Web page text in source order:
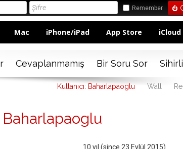
Remember
Mac iPhone/iPad App Store iCloud
Cevaplanmamış Bir Soru Sor
Kullanıcı: Baharlapaoglu Wall
Baharlapaoglu
10 yıl (since 23 Eylül 2015)